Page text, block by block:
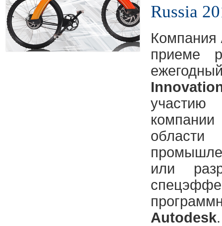
Russia
Компания
приеме
или
Autodesk.